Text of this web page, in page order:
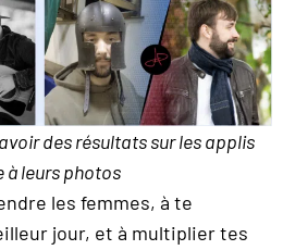
des résultats sur les applis
à leurs photos
les femmes, à te
jour, et à multiplier tes